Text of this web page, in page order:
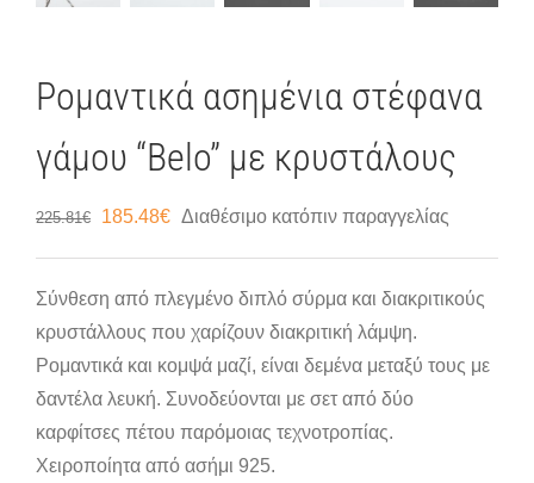
Ρομαντικά ασημένια στέφανα
γάμου “Belo” με κρυστάλους
225.81€
Original
225.81€.
185.48€Η
είναι:
185.48€.
Διαθέσιμο κατόπιν παραγγελίας
Σύνθεση από πλεγμένο διπλό σύρμα και διακριτικούς
κρυστάλλους που χαρίζουν διακριτική λάμψη.
Ρομαντικά και κομψά μαζί, είναι δεμένα μεταξύ τους με
δαντέλα λευκή. Συνοδεύονται με σετ από δύο
καρφίτσες πέτου παρόμοιας τεχνοτροπίας.
Χειροποίητα από ασήμι 925.